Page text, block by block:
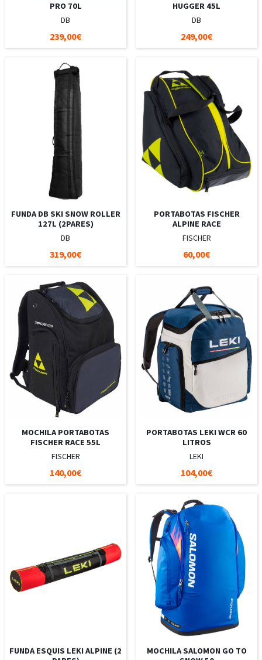
PRO 70L
DB
239,00€
HUGGER 45L
DB
249,00€
FUNDA DB SKI SNOW ROLLER
127L (2PARES)
DB
319,00€
PORTABOTAS FISCHER
ALPINE RACE
FISCHER
60,00€
MOCHILA PORTABOTAS
FISCHER RACE 55L
FISCHER
140,00€
PORTABOTAS LEKI WCR 60
LITROS
LEKI
104,00€
FUNDA ESQUIS LEKI ALPINE (2
MOCHILA SALOMON GO TO